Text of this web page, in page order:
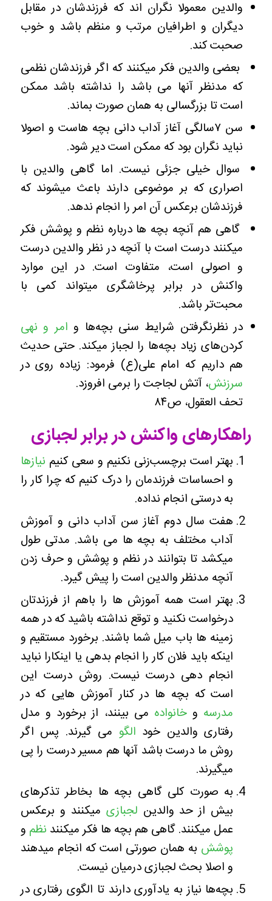
والدین معمولا نگران اند که فرزندشان در مقابل
دیگران و اطرافیان مرتب و منظم باشد و خوب
صحبت کند.
بعضی والدین فکر میکنند که اگر فرزندشان نظمی
که مدنظر آنها می باشد را نداشته باشد ممکن
است تا بزرگسالی به همان صورت بماند.
سن ۷سالگی آغاز آداب دانی بچه هاست و اصولا
نباید نگران بود که ممکن است دیر شود.
سوال خیلی جزئی نیست. اما گاهی والدین با
اصراری که بر موضوعی دارند باعث میشوند که
فرزندشان برعکس آن امر را انجام ندهد.
گاهی هم آنچه بچه ها درباره نظم و پوشش فکر
میکنند درست است با آنچه در نظر والدین درست
و اصولی است، متفاوت است. در این موارد
واکنش در برابر پرخاشگری میتواند کمی با
محبت‌تر باشد.
در نظرنگرفتن شرایط سنی بچه‌ها و امر و نهی
کردن‌های زیاد بچه‌ها را لجباز میکند. حتی حدیث
هم داریم که امام علی(ع) فرمود: زیاده روی در
سرزنش، آتش لجاجت را برمی افروزد.
تحف العقول، ص۸۴
بهتر است ‌برچسب‌زنی نکنیم و سعی کنیم نیازها
و احساسات فرزندمان را درک کنیم که چرا کار را
به درستی انجام نداده.
هفت سال دوم آغاز سن آداب دانی و آموزش
آداب مختلف به بچه ها می باشد. مدتی طول
میکشد تا بتوانند در نظم و پوشش و حرف زدن
آنچه مدنظر والدین است را پیش گیرد.
بهتر است همه آموزش ها را باهم از فرزندتان
درخواست نکنید و توقع نداشته باشید که در همه
زمینه ها باب میل شما باشند. برخورد مستقیم و
اینکه باید فلان کار را انجام بدهی یا اینکارا نباید
انجام دهی درست نیست. روش درست این
است که بچه ها در کنار آموزش هایی که در
مدرسه وخانواده می بینند، از برخورد و مدل
رفتاری والدین خود الگو می گیرند. پس اگر
روش ما درست باشد آنها هم مسیر درست را پی
میگیرند.
به صورت کلی گاهی بچه ها بخاطر تذکرهای
بیش از حد والدین لجبازی میکنند و برعکس
عمل میکنند. گاهی هم بچه ها فکر میکنند نظم و
پوشش به همان صورتی است که انجام میدهند
و اصلا بحث لجبازی درمیان نیست.
بچه‌ها نیاز به یادآوری دارند تا الگوی رفتاری در